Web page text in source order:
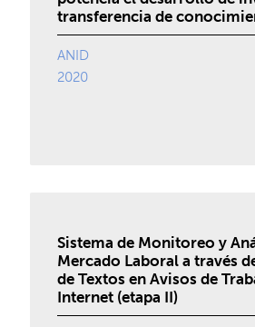
transferencia de
ANID
2020
Sistema de Monitoreo y
Mercado Laboral a través
de Textos en Avisos de
Internet (etapa II)